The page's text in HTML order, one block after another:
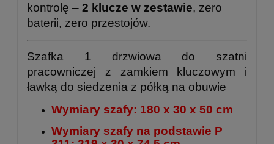
kontrolę – 2 klucze w zestawie, zero
baterii, zero przestojów.
Szafka 1 drzwiowa do szatni
pracowniczej z zamkiem kluczowym i
ławką do siedzenia z półką na obuwie
Wymiary szafy: 180 x 30 x 50 cm
Wymiary szafy na podstawie P